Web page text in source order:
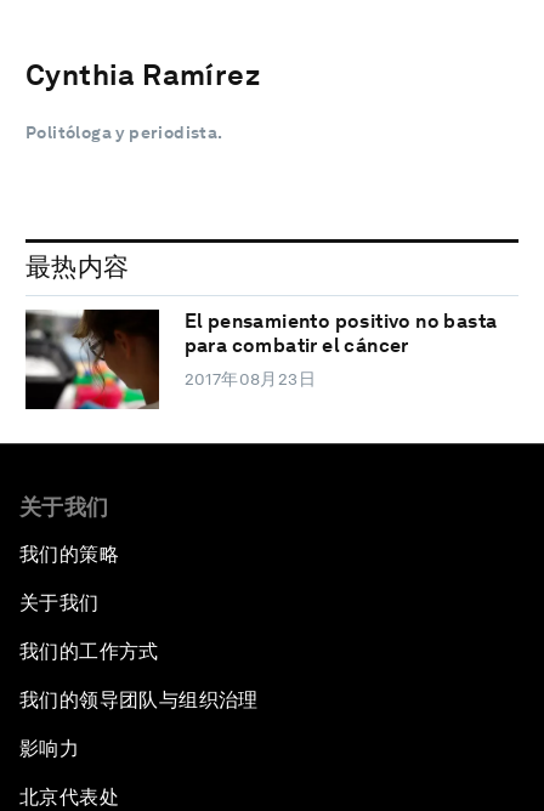
Cynthia Ramírez
Politóloga y periodista.
最热内容
El pensamiento positivo no basta
para combatir el cáncer
2017年08月23日
关于我们
我们的策略
关于我们
我们的工作方式
我们的领导团队与组织治理
影响力
北京代表处